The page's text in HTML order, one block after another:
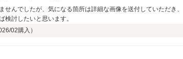
せんでしたが、気になる箇所は詳細な画像を送付していただき
検討したいと思います。
02購入）